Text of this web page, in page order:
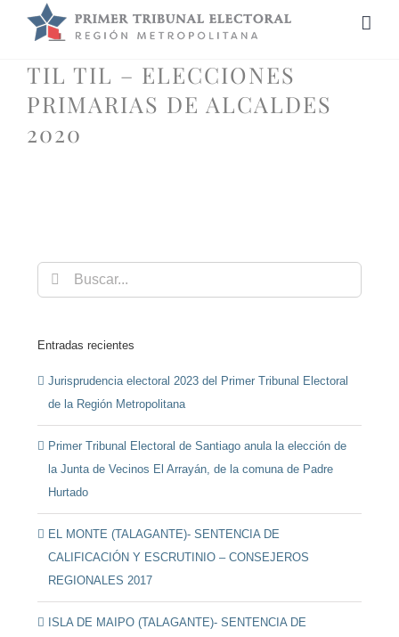
TIL TIL – ELECCIONES
PRIMARIAS DE ALCALDES
2020
Buscar:
Entradas recientes
Jurisprudencia electoral 2023 del Primer Tribunal Electoral
de la Región Metropolitana
Primer Tribunal Electoral de Santiago anula la elección de
la Junta de Vecinos El Arrayán, de la comuna de Padre
Hurtado
EL MONTE (TALAGANTE)- SENTENCIA DE
CALIFICACIÓN Y ESCRUTINIO – CONSEJEROS
REGIONALES 2017
ISLA DE MAIPO (TALAGANTE)- SENTENCIA DE